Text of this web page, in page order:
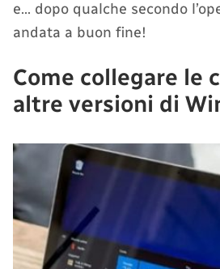
e… dopo qualche secondo
andata a buon fine!
Come collegare le
altre versioni di